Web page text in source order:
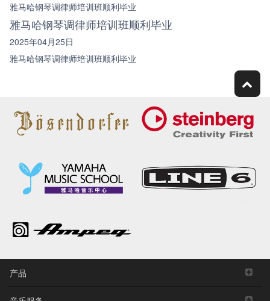
雅马哈钢琴调律师培训班顺利毕业
雅马哈钢琴调律师培训班顺利毕业
2025年04月25日
雅马哈钢琴调律师培训班顺利毕业
产品